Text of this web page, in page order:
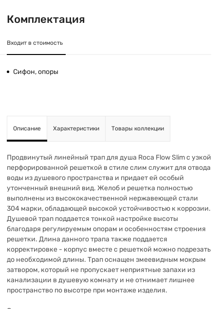
Комплектация
Входит в стоимость
Сифон, опоры
Описание Характеристики Товары коллекции
Продвинутый линейный трап для душа Roca Flow Slim с узкой
перфорированной решеткой в стиле слим служит для отвода
воды из душевого пространства и придает ей особый
утонченный внешний вид. Желоб и решетка полностью
выполнены из высококачественной нержавеющей стали
304 марки, обладающей высокой устойчивостью к коррозии.
Душевой трап поддается тонкой настройке высоты
благодаря регулируемым опорам и особенностям строения
решетки. Длина данного трапа также поддается
корректировке - корпус вместе с решеткой можно подрезать
до необходимой длины. Трап оснащен змеевидным мокрым
затвором, который не пропускает неприятные запахи из
канализации в душевую комнату и не отнимает лишнее
пространство по высотре при монтаже изделия.